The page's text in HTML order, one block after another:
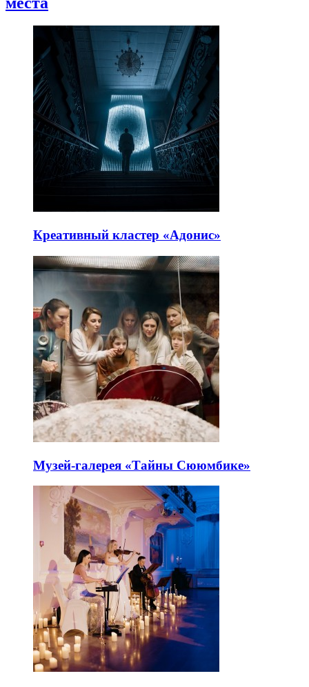
Креативный кластер «Адонис»
Музей-галерея «Тайны Сююмбике»